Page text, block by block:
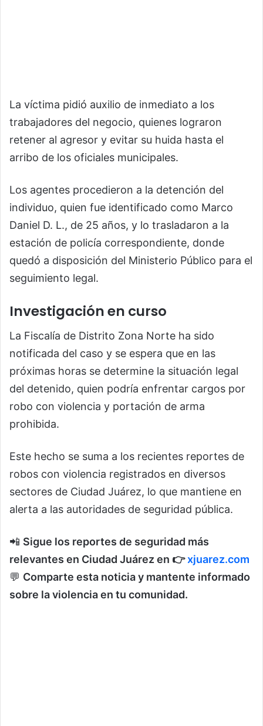
La víctima pidió auxilio de inmediato a los
trabajadores del negocio, quienes lograron
retener al agresor y evitar su huida hasta el
arribo de los oficiales municipales.
Los agentes procedieron a la detención del
individuo, quien fue identificado como Marco
Daniel D. L., de 25 años, y lo trasladaron a la
estación de policía correspondiente, donde
quedó a disposición del Ministerio Público para el
seguimiento legal.
Investigación en curso
La Fiscalía de Distrito Zona Norte ha sido
notificada del caso y se espera que en las
próximas horas se determine la situación legal
del detenido, quien podría enfrentar cargos por
robo con violencia y portación de arma
prohibida.
Este hecho se suma a los recientes reportes de
robos con violencia registrados en diversos
sectores de Ciudad Juárez, lo que mantiene en
alerta a las autoridades de seguridad pública.
📲 Sigue los reportes de seguridad más
relevantes en Ciudad Juárez en 👉xjuarez.com
💬 Comparte esta noticia y mantente informado
sobre la violencia en tu comunidad.